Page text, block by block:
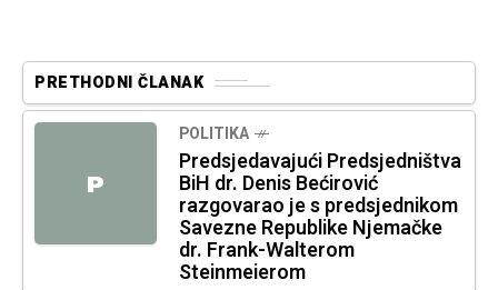
PRETHODNI ČLANAK
P
POLITIKA
Predsjedavajući Predsjedništva
BiH dr. Denis Bećirović
razgovarao je s predsjednikom
Savezne Republike Njemačke
dr. Frank-Walterom
Steinmeierom